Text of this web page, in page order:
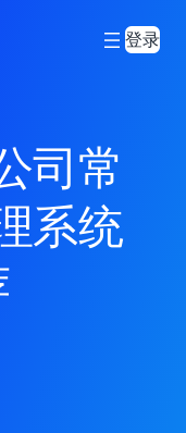
登录
司常
系统